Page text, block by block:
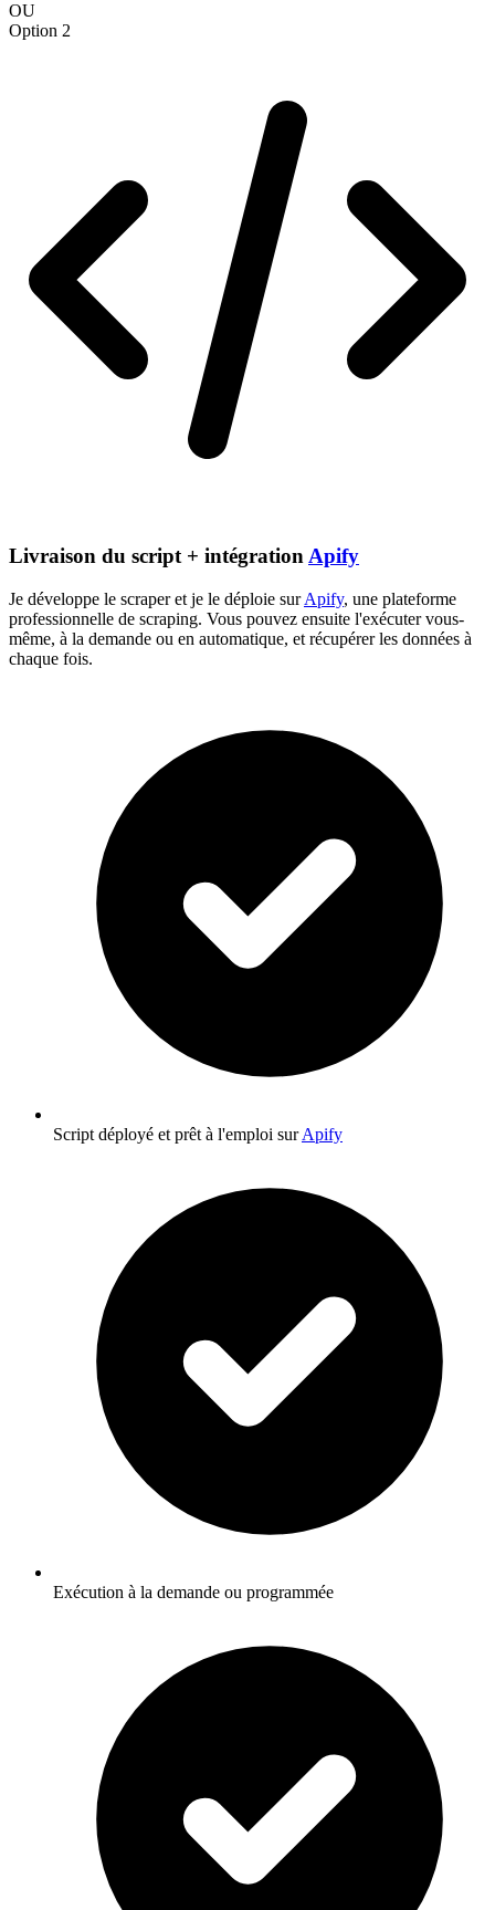
OU
Option 2
Livraison du script + intégration Apify
Je développe le scraper et je le déploie surApify, une plateforme
professionnelle de scraping. Vous pouvez ensuite l'exécuter vous-
même, à la demande ou en automatique, et récupérer les données à
chaque fois.
Script déployé et prêt à l'emploi surApify
Exécution à la demande ou programmée